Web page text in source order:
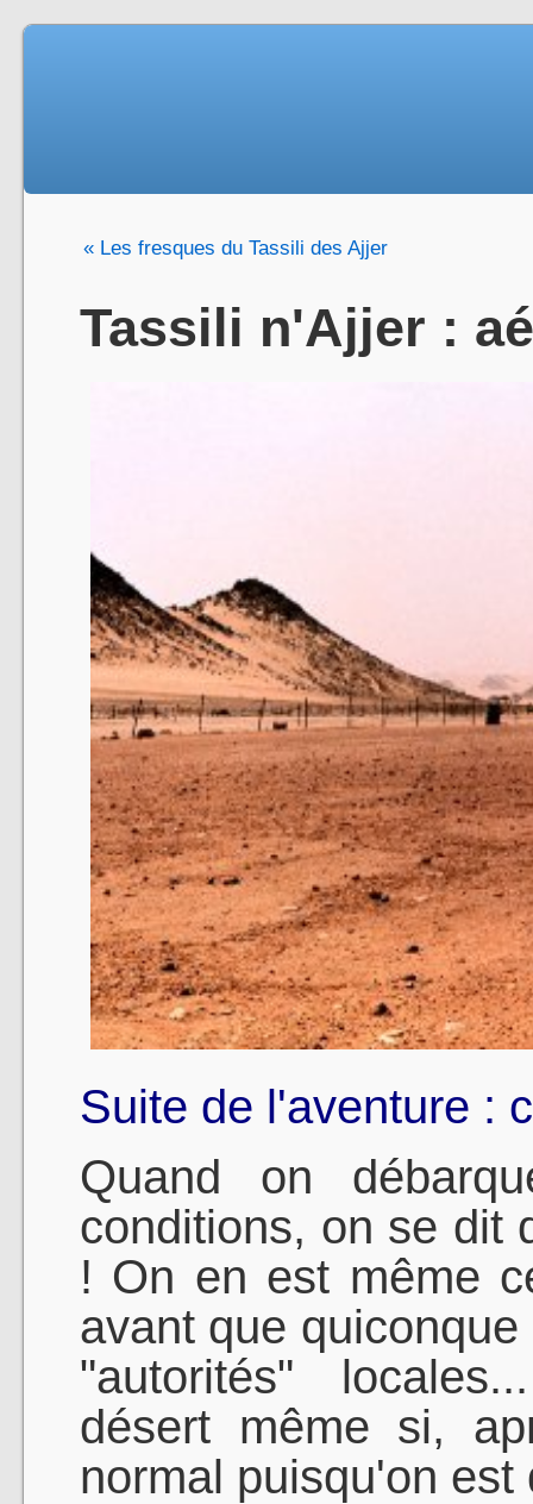
« Les fresques du Tassili des Ajjer
Tassili n'Ajjer :
Suite de l'aventure :
Quand on
conditions, on se dit
! On en est même
avant que
"autorités"
désert même si,
normal puisqu'on est